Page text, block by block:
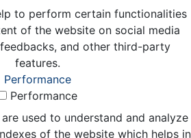
to perform certain functionalities
of the website on social media
and other third-party
features.
Performance
Performance
used to understand and analyze
of the website which helps in